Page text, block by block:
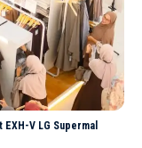
V LG Supermal